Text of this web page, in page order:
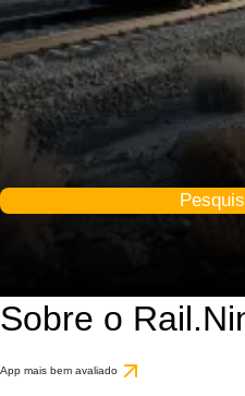
Sobre o
App mais bem avaliado